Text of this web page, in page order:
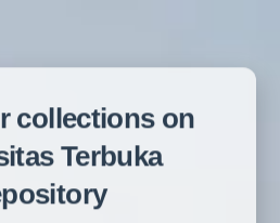
collections on
Terbuka